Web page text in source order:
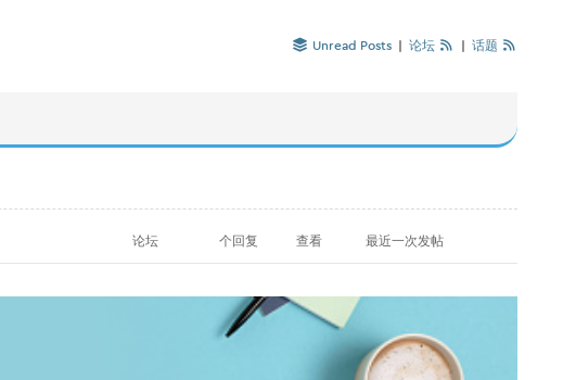
Unread Posts 论坛 话题
论坛 个回复 查看 最近一次发帖